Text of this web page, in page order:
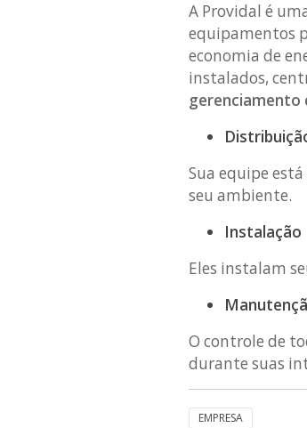
A Providal é
equipamentos
economia de
instalados,
gerenciamento
Sua equipe
seu ambiente.
Instalação
Eles instalam
O controle de
durante suas
EMPRESA